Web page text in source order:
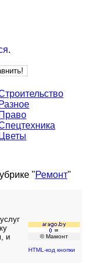
.
Разное
Право
Цветы
"Ремонт"
© Мамонт
HTML-код кнопки
и